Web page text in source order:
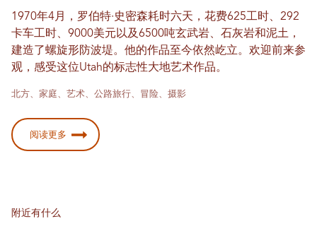
1970年4月，罗伯特·史密森耗时六天，花费625工时、292
卡车工时、9000美元以及6500吨玄武岩、石灰岩和泥土，
建造了螺旋形防波堤。他的作品至今依然屹立。欢迎前来参
观，感受这位Utah的标志性大地艺术作品。
北方、家庭、艺术、公路旅行、冒险、摄影
阅读更多
附近有什么